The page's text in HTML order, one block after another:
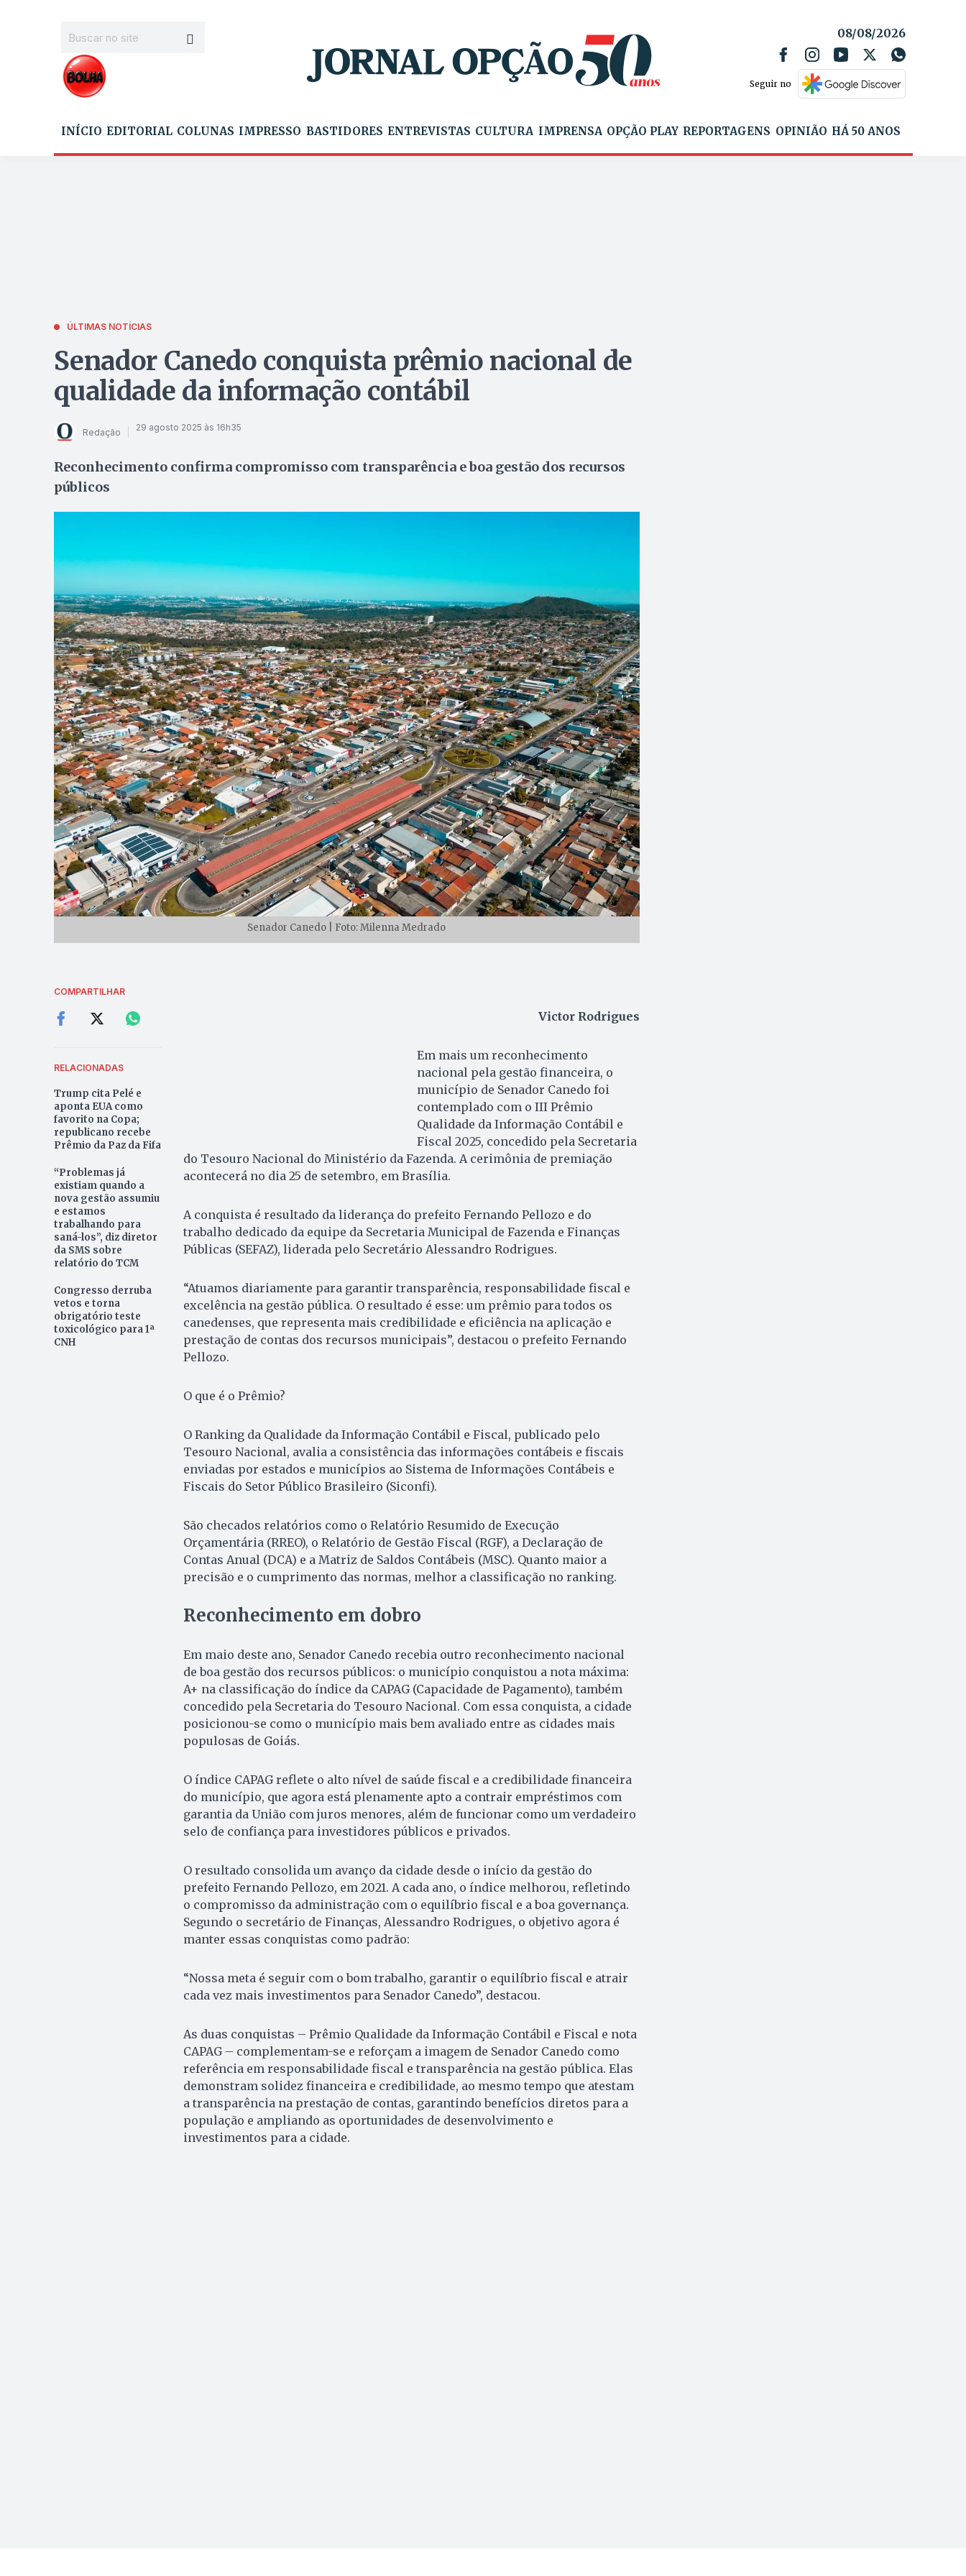
08/08/2026
Seguir no
INÍCIO EDITORIAL COLUNAS IMPRESSO BASTIDORES ENTREVISTAS CULTURA IMPRENSA OPÇÃO PLAY REPORTAGENS OPINIÃO HÁ 50 ANOS
ÚLTIMAS NOTÍCIAS
Senador Canedo conquista prêmio nacional de
qualidade da informação contábil
Redação 29 agosto 2025 às 16h35
Reconhecimento confirma compromisso com transparência e boa gestão dos recursos
públicos
Senador Canedo | Foto: Milenna Medrado
COMPARTILHAR
RELACIONADAS
Trump cita Pelé e
aponta EUA como
favorito na Copa;
republicano recebe
Prêmio da Paz da Fifa
“Problemas já
existiam quando a
nova gestão assumiu
e estamos
trabalhando para
saná-los”, diz diretor
da SMS sobre
relatório do TCM
Congresso derruba
vetos e torna
obrigatório teste
toxicológico para 1ª
CNH
Victor Rodrigues
Em mais um reconhecimento
nacional pela gestão financeira, o
município de Senador Canedo foi
contemplado com o III Prêmio
Qualidade da Informação Contábil e
Fiscal 2025, concedido pela Secretaria
do Tesouro Nacional do Ministério da Fazenda. A cerimônia de premiação
acontecerá no dia 25 de setembro, em Brasília.
A conquista é resultado da liderança do prefeito Fernando Pellozo e do
trabalho dedicado da equipe da Secretaria Municipal de Fazenda e Finanças
Públicas (SEFAZ), liderada pelo Secretário Alessandro Rodrigues.
“Atuamos diariamente para garantir transparência, responsabilidade fiscal e
excelência na gestão pública. O resultado é esse: um prêmio para todos os
canedenses, que representa mais credibilidade e eficiência na aplicação e
prestação de contas dos recursos municipais”, destacou o prefeito Fernando
Pellozo.
O que é o Prêmio?
O Ranking da Qualidade da Informação Contábil e Fiscal, publicado pelo
Tesouro Nacional, avalia a consistência das informações contábeis e fiscais
enviadas por estados e municípios ao Sistema de Informações Contábeis e
Fiscais do Setor Público Brasileiro (Siconfi).
São checados relatórios como o Relatório Resumido de Execução
Orçamentária (RREO), o Relatório de Gestão Fiscal (RGF), a Declaração de
Contas Anual (DCA) e a Matriz de Saldos Contábeis (MSC). Quanto maior a
precisão e o cumprimento das normas, melhor a classificação no ranking.
Reconhecimento em dobro
Em maio deste ano, Senador Canedo recebia outro reconhecimento nacional
de boa gestão dos recursos públicos: o município conquistou a nota máxima:
A+ na classificação do índice da CAPAG (Capacidade de Pagamento), também
concedido pela Secretaria do Tesouro Nacional. Com essa conquista, a cidade
posicionou-se como o município mais bem avaliado entre as cidades mais
populosas de Goiás.
O índice CAPAG reflete o alto nível de saúde fiscal e a credibilidade financeira
do município, que agora está plenamente apto a contrair empréstimos com
garantia da União com juros menores, além de funcionar como um verdadeiro
selo de confiança para investidores públicos e privados.
O resultado consolida um avanço da cidade desde o início da gestão do
prefeito Fernando Pellozo, em 2021. A cada ano, o índice melhorou, refletindo
o compromisso da administração com o equilíbrio fiscal e a boa governança.
Segundo o secretário de Finanças, Alessandro Rodrigues, o objetivo agora é
manter essas conquistas como padrão:
“Nossa meta é seguir com o bom trabalho, garantir o equilíbrio fiscal e atrair
cada vez mais investimentos para Senador Canedo”, destacou.
As duas conquistas – Prêmio Qualidade da Informação Contábil e Fiscal e nota
CAPAG – complementam-se e reforçam a imagem de Senador Canedo como
referência em responsabilidade fiscal e transparência na gestão pública. Elas
demonstram solidez financeira e credibilidade, ao mesmo tempo que atestam
a transparência na prestação de contas, garantindo benefícios diretos para a
população e ampliando as oportunidades de desenvolvimento e
investimentos para a cidade.